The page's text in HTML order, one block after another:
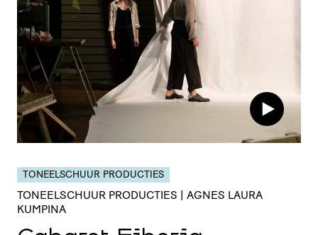
TONEELSCHUUR PRODUCTIES
TONEELSCHUUR PRODUCTIES | AGNES LAURA
KUMPINA